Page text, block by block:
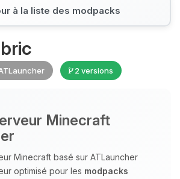
à la liste des modpacks
2 versions
Minecraft
Minecraft basé sur ATLauncher
optimisé pour les modpacks